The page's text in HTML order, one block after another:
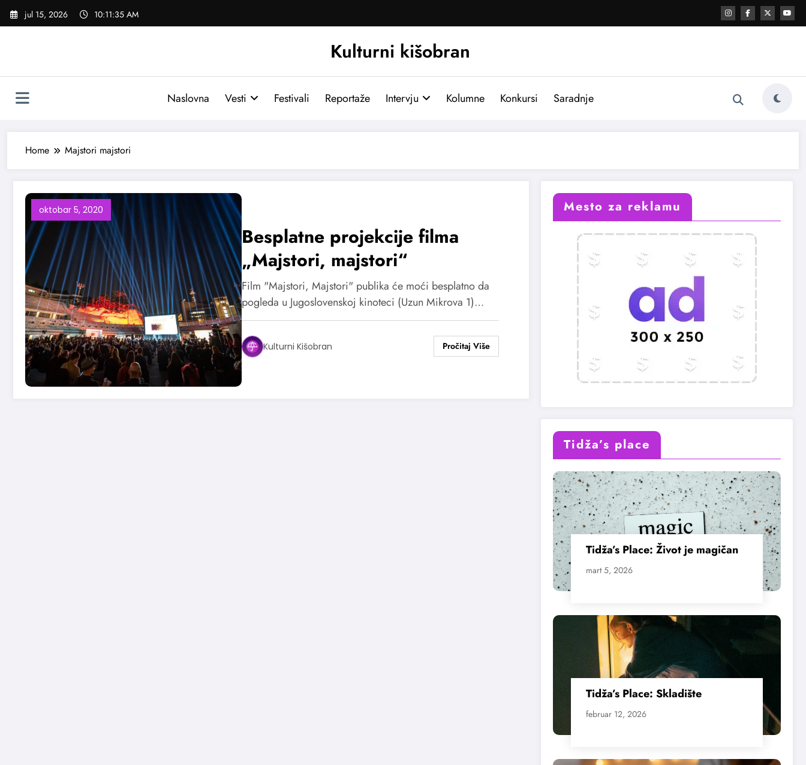
Skoči
jul 15, 2026 10:11:35 AM
Kulturni kišobran
Naslovna Vesti Festivali Reportaže Intervju Kolumne Konkursi Saradnje
Home Majstori majstori
oktobar 5, 2020
Besplatne projekcije filma
„Majstori, majstori“
Film "Majstori, Majstori" publika će moći besplatno da
pogleda u Jugoslovenskoj kinoteci (Uzun Mikrova 1)…
Kulturni Kišobran
Mesto za reklamu
Tidža’s place
Tidža’s Place: Život je magičan
mart 5, 2026
Tidža’s Place: Skladište
februar 12, 2026